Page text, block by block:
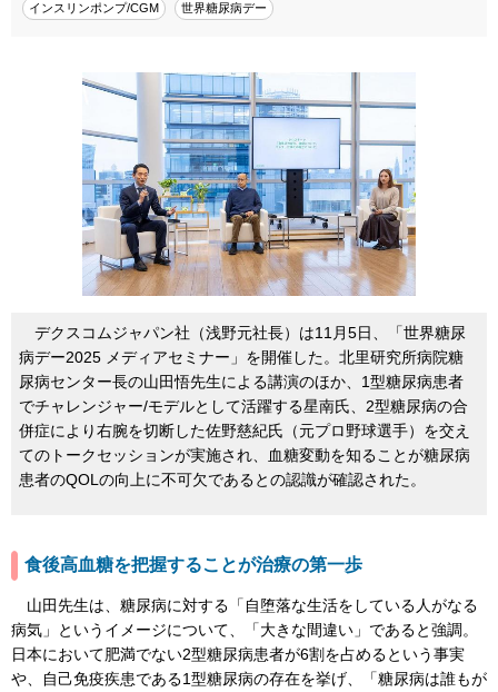
インスリンポンプ
グリコアルブミン
特集・連載 一覧へ
1型ライフ
インスリンポンプ/CGM
世界糖尿病デー
デクスコムジャパン社（浅野元社長）は11月5日、「世界糖尿
病デー2025 メディアセミナー」を開催した。北里研究所病院糖
尿病センター長の山田悟先生による講演のほか、1型糖尿病患者
でチャレンジャー/モデルとして活躍する星南氏、2型糖尿病の合
併症により右腕を切断した佐野慈紀氏（元プロ野球選手）を交え
てのトークセッションが実施され、血糖変動を知ることが糖尿病
患者のQOLの向上に不可欠であるとの認識が確認された。
食後高血糖を把握することが治療の第一歩
山田先生は、糖尿病に対する「自堕落な生活をしている人がなる
病気」というイメージについて、「大きな間違い」であると強調。
日本において肥満でない2型糖尿病患者が6割を占めるという事実
や、自己免疫疾患である1型糖尿病の存在を挙げ、「糖尿病は誰もが